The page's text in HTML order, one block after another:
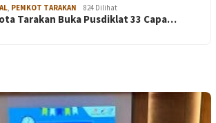
, PEMKOT TARAKAN 824 Dilihat
Tarakan Buka Pusdiklat 33 Capa…